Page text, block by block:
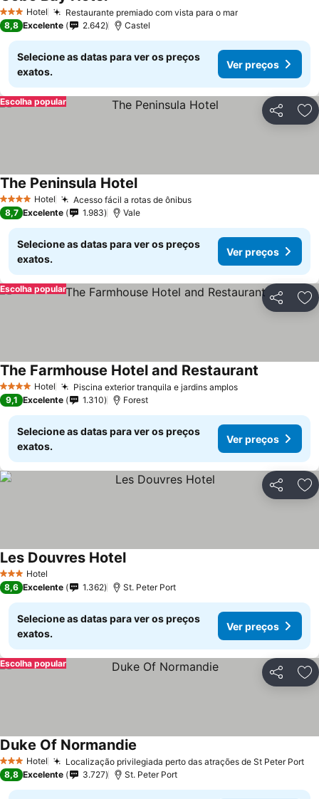
3 EstrelasHotel Restaurante premiado com vista para o mar
8,8 Excelente 2.642 Castel
Selecione as datas para ver os preços
exatos.
Ver preços
Partilhar
Escolha popular
4 EstrelasHotel Acesso fácil a rotas de ônibus
The Peninsula Hotel
8,7 Excelente 1.983 Vale
Selecione as datas para ver os preços
exatos.
Ver preços
Partilhar
Escolha popular
4 EstrelasHotel Piscina exterior tranquila e jardins amplos
The Farmhouse Hotel and Restaurant
9,1 Excelente 1.310 Forest
Selecione as datas para ver os preços
exatos.
Ver preços
Partilhar
3 EstrelasHotel
Les Douvres Hotel
8,6 Excelente 1.362 St. Peter Port
Selecione as datas para ver os preços
exatos.
Ver preços
Partilhar
Escolha popular
3 EstrelasHotel Localização privilegiada perto das atrações de St Peter Port
Duke Of Normandie
8,8 Excelente 3.727 St. Peter Port